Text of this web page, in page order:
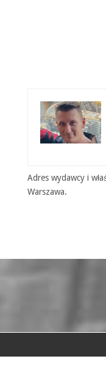
Adres wydawcy i
Warszawa.